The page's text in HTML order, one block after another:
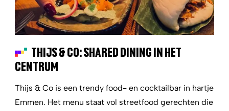
THIJS & CO: SHARED DINING IN HET
CENTRUM
Thijs & Co is een trendy food- en cocktailbar in hartje
Emmen. Het menu staat vol streetfood gerechten die